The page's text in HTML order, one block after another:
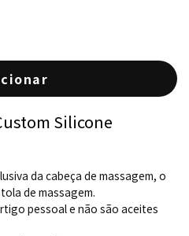
Silicone
da cabeça de massagem, o
de massagem.
pessoal e não são aceites